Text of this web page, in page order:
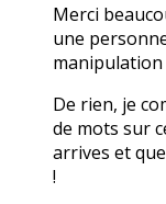
Merci
une
manipulation
De rien, je
de mots sur
arrives et
!